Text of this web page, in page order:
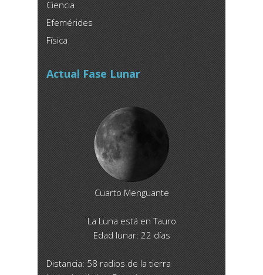
Ciencia
Efemérides
Física
Actual Fase Lunar
Cuarto Menguante
La Luna está en Tauro
Edad lunar: 22 días
Distancia: 58 radios de la tierra